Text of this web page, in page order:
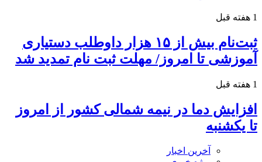
1 هفته قبل
ثبت‌نام بیش از ۱۵ هزار داوطلب دستیاری
آموزشی تا امروز/ مهلت ثبت نام تمدید شد
1 هفته قبل
افزایش دما در نیمه شمالی کشور از امروز
تا یکشنبه
آخرین اخبار